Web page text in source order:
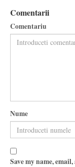
Comentarii
Comentariu
Nume
Save my name,